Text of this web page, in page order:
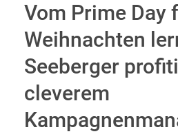
Vom Prime Day
Weihnachten
Seeberger
cleverem